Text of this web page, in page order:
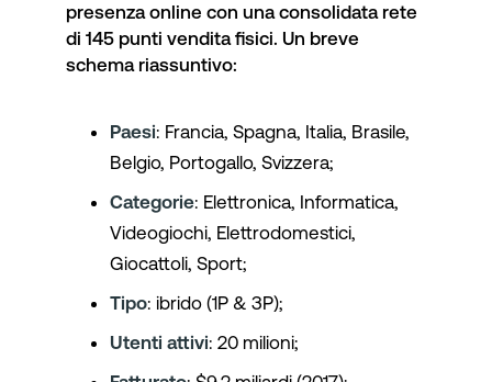
presenza online con una consolidata rete
di 145 punti vendita fisici. Un breve
schema riassuntivo:
Paesi: Francia, Spagna, Italia, Brasile,
Belgio, Portogallo, Svizzera;
Categorie: Elettronica, Informatica,
Videogiochi, Elettrodomestici,
Giocattoli, Sport;
Tipo: ibrido (1P & 3P);
Utenti attivi: 20 milioni;